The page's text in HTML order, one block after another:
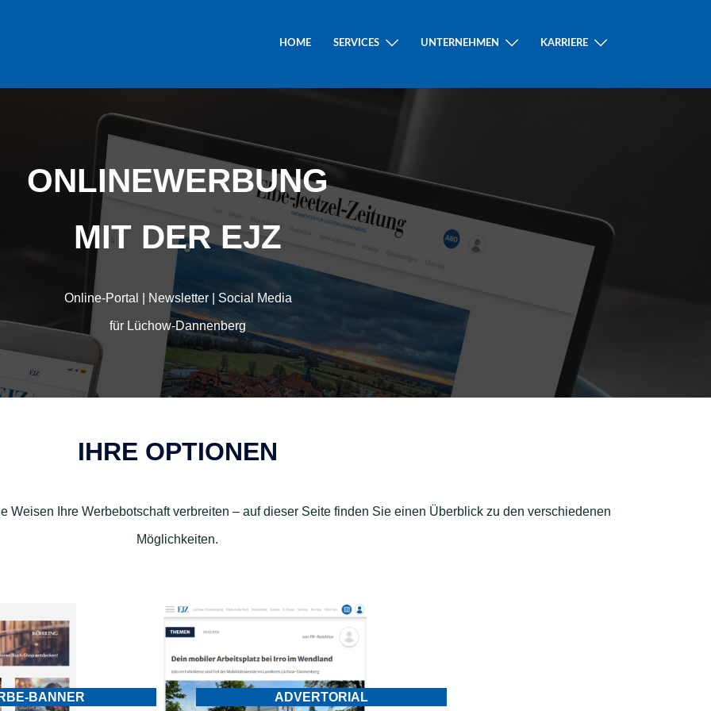
HOME SERVICES UNTERNEHMEN KARRIERE
ONLINEWERBUNG
MIT DER EJZ
Online-Portal | Newsletter | Social Media
für Lüchow-Dannenberg
IHRE OPTIONEN
Weisen Ihre Werbebotschaft verbreiten – auf dieser Seite finden Sie einen Überblick zu den verschiedenen
Möglichkeiten.
BANNER ADVERTORIAL